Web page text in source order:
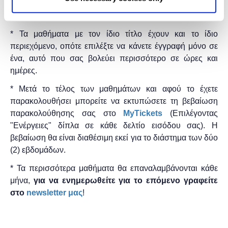
* Τα μαθήματα γίνονται μόνο με online παρουσία μέσω
τουMicrosoft Teams.
* Τα μαθήματα με τον ίδιο τίτλο έχουν και το ίδιο
περιεχόμενο, οπότε επιλέξτε να κάνετε έγγραφή μόνο σε
ένα, αυτό που σας βολεύει περισσότερο σε ώρες και
ημέρες.
* Μετά το τέλος των μαθημάτων και αφού το έχετε
παρακολουθήσει μπορείτε να εκτυπώσετε τη βεβαίωση
παρακολούθησης ​σας στο
MyTickets (Επιλέγοντας
"Ενέργειες" δίπλα σε κάθε δελτίο εισόδου σας). Η
βεβαίωση θα είναι διαθέσιμη εκεί για το διάστημα των δύο
(2) εβδομάδων.
* Τα περισσότερα μαθήματα θα επαναλαμβάνονται κάθε
μήνα, για να ενημερωθείτε για το επόμενο γραφείτε
στο newsletter μας!